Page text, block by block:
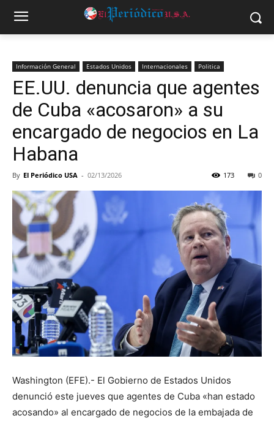
Información General Estados Unidos Internacionales Politica
EE.UU. denuncia que agentes
de Cuba «acosaron» a su
encargado de negocios en La
Habana
By El Periódico USA - 02/13/2026 0
173
Washington (EFE).- El Gobierno de Estados Unidos
denunció este jueves que agentes de Cuba «han estado
acosando» al encargado de negocios de la embajada de